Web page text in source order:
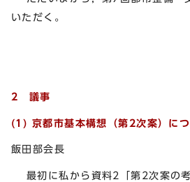
いただく。
2 議事
(1) 京都市基本構想（第2次案）に
飯田部会長
最初に私から資料2「第2次案の